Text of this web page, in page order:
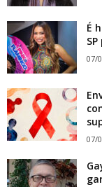
É
07/
07/